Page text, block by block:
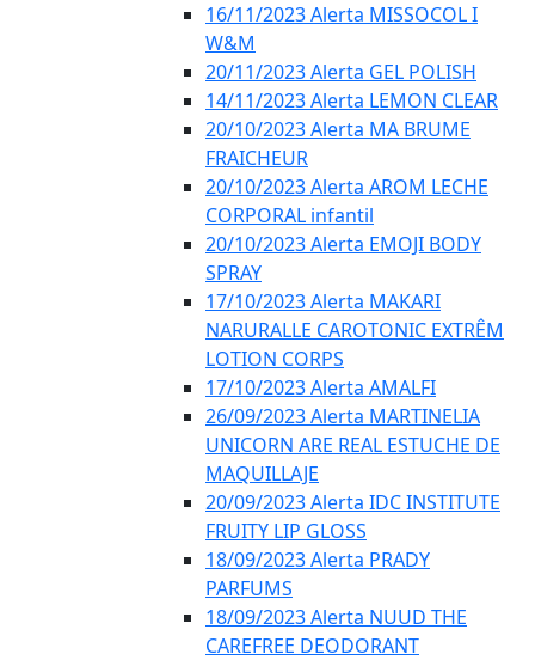
16/11/2023 Alerta MISSOCOL I
W&M
20/11/2023 Alerta GEL POLISH
14/11/2023 Alerta LEMON CLEAR
20/10/2023 Alerta MA BRUME
FRAICHEUR
20/10/2023 Alerta AROM LECHE
CORPORAL infantil
20/10/2023 Alerta EMOJI BODY
SPRAY
17/10/2023 Alerta MAKARI
NARURALLE CAROTONIC EXTRÊM
LOTION CORPS
17/10/2023 Alerta AMALFI
26/09/2023 Alerta MARTINELIA
UNICORN ARE REAL ESTUCHE DE
MAQUILLAJE
20/09/2023 Alerta IDC INSTITUTE
FRUITY LIP GLOSS
18/09/2023 Alerta PRADY
PARFUMS
18/09/2023 Alerta NUUD THE
CAREFREE DEODORANT